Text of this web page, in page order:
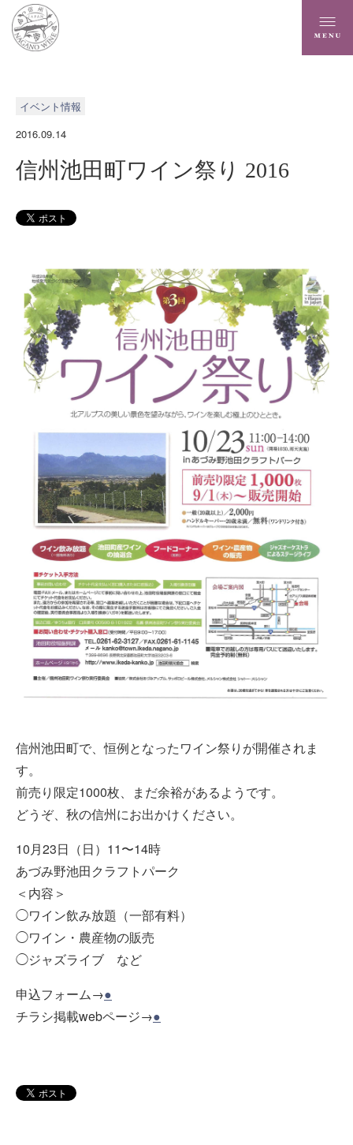
イベント情報
2016.09.14
信州池田町ワイン祭り 2016
信州池田町で、恒例となったワイン祭りが開催されま
す。
前売り限定1000枚、まだ余裕があるようです。
どうぞ、秋の信州にお出かけください。
10月23日（日）11〜14時
あづみ野池田クラフトパーク
＜内容＞
◯ワイン飲み放題（一部有料）
◯ワイン・農産物の販売
◯ジャズライブ など
申込フォーム→●
チラシ掲載webページ→●